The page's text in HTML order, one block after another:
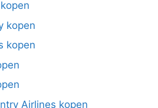
kopen
kopen
Airlines kopen